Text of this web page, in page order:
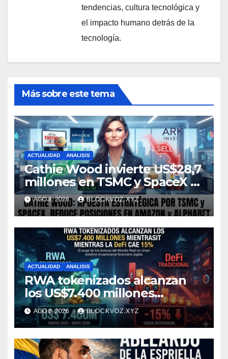
tendencias, cultura tecnológica y
el impacto humano detrás de la
tecnología.
Más sobre este tema
ACTUALIDAD ANALISIS
Cathie Wood invierte US$28,7
millones en TSMC y SpaceX y
reduce posiciones en
Amazon y Alphabet
AGO 8, 2026 BLOCKVOZ.XYZ
ACTUALIDAD ANALISIS
RWA tokenizados alcanzan
los US$7.400 millones
mientras la DeFi cae 15%
AGO 8, 2026 BLOCKVOZ.XYZ